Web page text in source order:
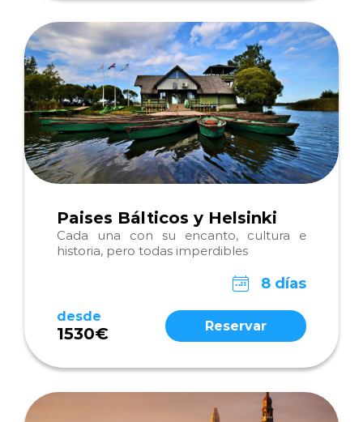
Paises Bálticos y Helsinki
Cada una con su encanto, cultura e
historia, pero todas imperdibles
8 días
desde
1530€ Reservar